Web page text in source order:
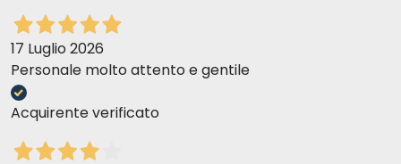
17 Luglio 2026
Personale molto attento e gentile
Acquirente verificato